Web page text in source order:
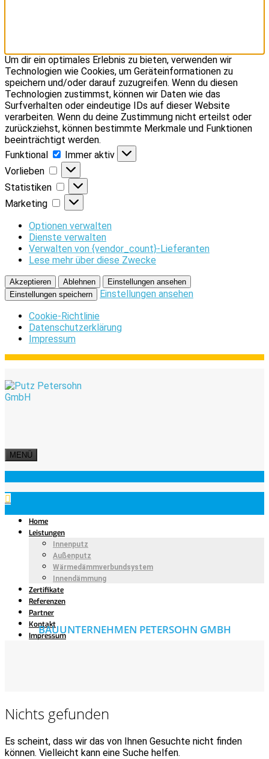
Um dir ein optimales Erlebnis zu bieten, verwenden wir
Technologien wie Cookies, um Geräteinformationen zu
speichern und/oder darauf zuzugreifen. Wenn du diesen
Technologien zustimmst, können wir Daten wie das
Surfverhalten oder eindeutige IDs auf dieser Website
verarbeiten. Wenn du deine Zustimmung nicht erteilst oder
zurückziehst, können bestimmte Merkmale und Funktionen
beeinträchtigt werden.
Funktional
Funktional
Immer aktiv
Vorlieben
Vorlieben
Statistiken
Statistiken
Marketing
Marketing
Optionen verwalten
Dienste verwalten
Verwalten von {vendor_count}-Lieferanten
Lese mehr über diese Zwecke
Akzeptieren Ablehnen
Einstellungen ansehen
Einstellungen speichern
Einstellungen ansehen
Cookie-Richtlinie
Datenschutzerklärung
Impressum
MENÜ
Home
Leistungen
Innenputz
Außenputz
Wärmedämmverbundsystem
Innendämmung
Zertifikate
Referenzen
Partner
Kontakt
Impressum
BAUUNTERNEHMEN PETERSOHN GMBH
Nichts gefunden
Es scheint, dass wir das von Ihnen Gesuchte nicht finden
können. Vielleicht kann eine Suche helfen.